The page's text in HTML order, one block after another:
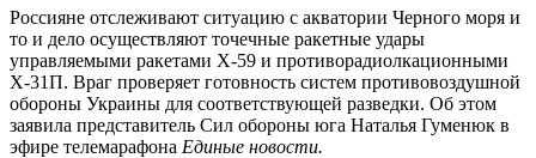
Россияне отслеживают ситуацию с акватории Черного моря и
то и дело осуществляют точечные ракетные удары
управляемыми ракетами Х-59 и противорадиолкационными
Х-31П. Враг проверяет готовность систем противовоздушной
обороны Украины для соответствующей разведки. Об этом
заявила представитель Сил обороны юга Наталья Гуменюк в
эфире телемарафона Единые новости.